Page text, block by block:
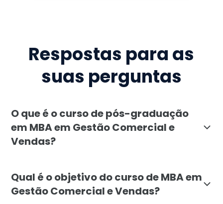
Respostas para as
suas perguntas
O que é o curso de pós-graduação
em MBA em Gestão Comercial e
Vendas?
Qual é o objetivo do curso de MBA em
Gestão Comercial e Vendas?